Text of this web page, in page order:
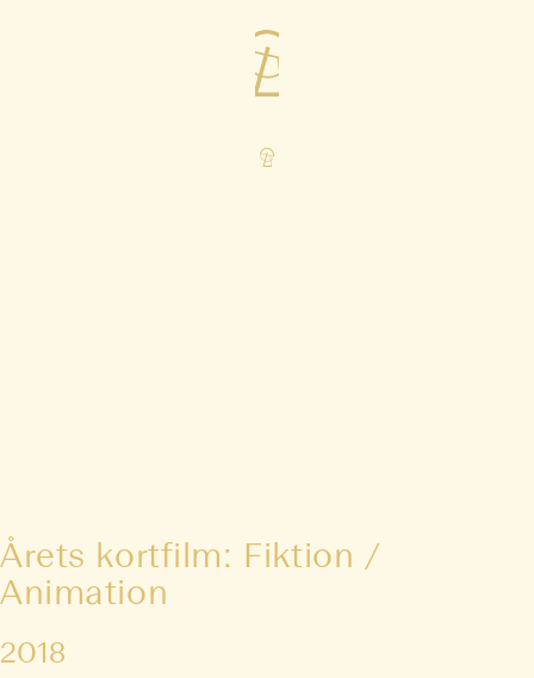
Årets kortfilm: Fiktion /
Animation
2018